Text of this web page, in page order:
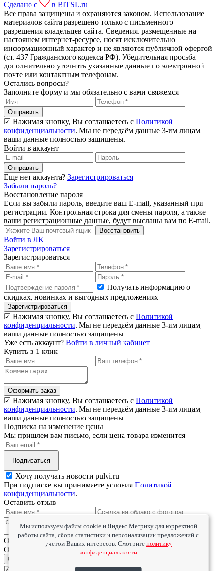
Сделано с
в BITSL.ru
Все права защищены и охраняются законом. Использование
материалов сайта разрешено только с письменного
разрешения владельцев сайта. Сведения, размещенные на
настоящем интернет-ресурсе, носят исключительно
информационный характер и не являются публичной офертой
(ст. 437 Гражданского кодекса РФ). Убедительная просьба
дополнительно уточнять указанные данные по электронной
почте или контактным телефонам.
Остались вопросы?
Заполните форму и мы обязательно с вами свяжемся
Отправить
☑ Нажимая кнопку, Вы соглашаетесь с Политикой
конфиденциальности. Мы не передаём данные 3-им лицам,
ваши данные полностью защищены.
Войти в аккаунт
Отправить
Еще нет аккаунта? Зарегистрироваться
Забыли пароль?
Восстановление пароля
Если вы забыли пароль, введите ваш E-mail, указанный при
регистрации. Контрольная строка для смены пароля, а также
ваши регистрационные данные, будут высланы вам по E-mail.
Восстановить
Войти в ЛК
Зарегистрироваться
Зарегистрироваться
Получать информацию о
скидках, новинках и выгодных предложениях
Зарегистрироваться
☑ Нажимая кнопку, Вы соглашаетесь с Политикой
конфиденциальности. Мы не передаём данные 3-им лицам,
ваши данные полностью защищены.
Уже есть аккаунт? Войти в личный кабинет
Купить в 1 клик
Оформить заказ
☑ Нажимая кнопку, Вы соглашаетесь с Политикой
конфиденциальности. Мы не передаём данные 3-им лицам,
ваши данные полностью защищены.
Подписка на изменение цены
Мы пришлем вам письмо, если цена товара изменится
Подписаться
Хочу получать новости pulvi.ru
При подписке вы принимаете условия Политикой
конфиденциальности.
Оставить отзыв
Оцените товар
Оцените сервис
Отправить
☑ Нажимая кнопку, Вы соглашаетесь сПолитикой
Мы используем файлы cookie и Яндекс.Метрику для корректной
работы сайта, сбора статистики и персонализации предложений с
учетом Ваших интересов. Смотрите политику
конфиденциальности